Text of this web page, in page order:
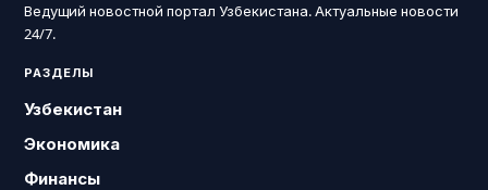
Ведущий новостной портал Узбекистана. Актуальные новости
24/7.
РАЗДЕЛЫ
Узбекистан
Экономика
Финансы